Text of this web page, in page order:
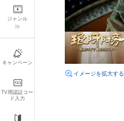
ジャンル
キャンペーン
TV用認証コー
ド入力
イメージを拡大する